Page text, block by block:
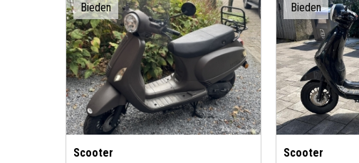
Bieden
Scooter
Bieden
Scooter